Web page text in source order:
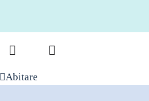
Abitare